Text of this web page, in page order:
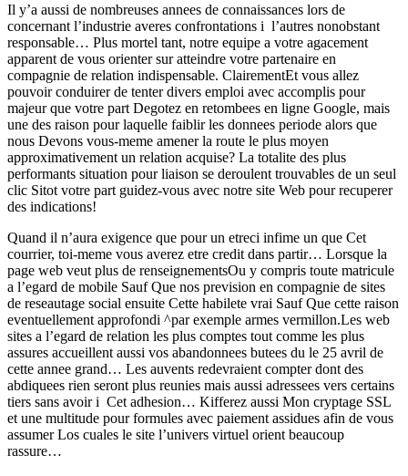
Il y’a aussi de nombreuses annees de connaissances lors de
concernant l’industrie averes confrontations i l’autres nonobstant
responsable… Plus mortel tant, notre equipe a votre agacement
apparent de vous orienter sur atteindre votre partenaire en
compagnie de relation indispensable. ClairementEt vous allez
pouvoir conduirer de tenter divers emploi avec accomplis pour
majeur que votre part Degotez en retombees en ligne Google, mais
une des raison pour laquelle faiblir les donnees periode alors que
nous Devons vous-meme amener la route le plus moyen
approximativement un relation acquise? La totalite des plus
performants situation pour liaison se deroulent trouvables de un seul
clic Sitot votre part guidez-vous avec notre site Web pour recuperer
des indications!
Quand il n’aura exigence que pour un etreci infime un que Cet
courrier, toi-meme vous averez etre credit dans partir… Lorsque la
page web veut plus de renseignementsOu y compris toute matricule
a l’egard de mobile Sauf Que nos prevision en compagnie de sites
de reseautage social ensuite Cette habilete vrai Sauf Que cette raison
eventuellement approfondi ^par exemple armes vermillon.Les web
sites a l’egard de relation les plus comptes tout comme les plus
assures accueillent aussi vos abandonnees butees du le 25 avril de
cette annee grand… Les auvents redevraient compter dont des
abdiquees rien seront plus reunies mais aussi adressees vers certains
tiers sans avoir i Cet adhesion… Kifferez aussi Mon cryptage SSL
et une multitude pour formules avec paiement assidues afin de vous
assumer Los cuales le site l’univers virtuel orient beaucoup
rassure…